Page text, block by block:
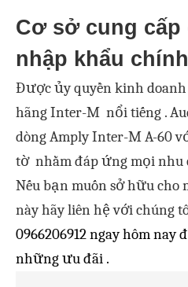
Cơ sở cung cấp
nhập khẩu
Được ủy quyền kinh doanh
hãng Inter-M nổi tiếng .
dòngAmply Inter-M A-60
tờ nhằm đáp ứng mọi nhu
Nếu bạn muốn sở hữu cho
này hãy liên hệ với chúng
0966206912 ngay hôm
những ưu đãi .